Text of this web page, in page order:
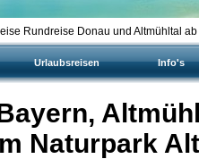
Rundreise Donau und Altmühltal ab
Urlaubsreisen Info's
Naturpark